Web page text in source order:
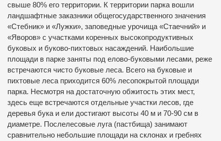
свыше 80% его территории. К территории парка вошли
ландшафтные заказники общегосударственного значения
«Стебник» и «Лужки», заповедные урочища «Стаечний» и
«Яворов» с участками коренных высокопродуктивных
буковых и буково-пихтовых насаждений. Наибольшие
площади в парке заняты под елово-буковыми лесами, реже
встречаются чисто буковые леса. Всего на буковые и
пихтовые леса приходится 60% лесопокрытой площади
парка. Несмотря на достаточную обжитость этих мест,
здесь еще встречаются отдельные участки лесов, где
деревья бука и ели достигают высоты 40 м и 70-90 см в
диаметре. Послелесовые луга (пастбища) занимают
сравнительно небольшие площади на склонах и гребнях